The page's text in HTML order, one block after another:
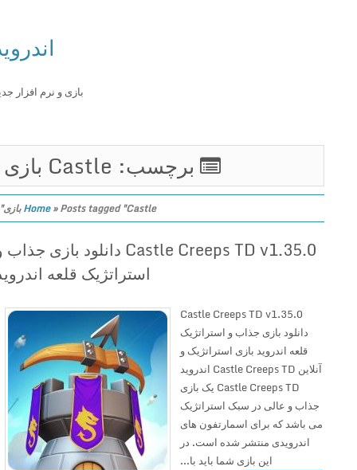
اندروید
بازی و نرم افزار جدید
برچسب: Castle بازی
Home»Posts tagged "Castle بازی"
Castle Creeps TD v1.35.0 دانلود بازی جذاب و
استراتژیک قلعه اندروید
Castle Creeps TD v1.35.0
دانلود بازی جذاب و استراتژیک
قلعه اندروید بازی استراتژیک و
آنلاین Castle Creeps TD اندروید
Castle Creeps TD یک بازی
جذاب و عالی در سبک استراتژیک
می باشد که برای اسمارتفون های
اندرویدی منتشر شده است. در
این بازی شما باید با...